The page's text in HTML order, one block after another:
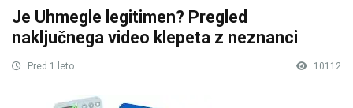
Je Uhmegle legitimen? Pregled
naključnega video klepeta z neznanci
Pred 1 leto 10112